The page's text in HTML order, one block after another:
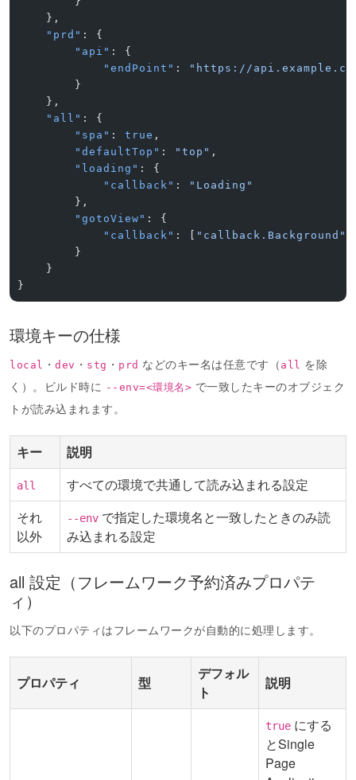
    },
    "prd"
: {
        "api"
: {
            "endPoint"
:
"https://
        }
    },
    "all"
: {
        "spa"
: true ,
        "defaultTop"
: "top" ,
        "loading"
: {
            "callback"
:
"Loading"
        },
        "gotoView"
: {
            "callback"
: [ "callback.Background"
        }
    }
}
環境キーの仕様
local ・ dev ・ stg ・ prd などのキー名は任意です（ all を除
く）。ビルド時に --env=<環境名> で一致したキーのオブジェク
トが読み込まれます。
キー 説明
all
すべての環境で共通して読み込まれる設定
それ
以外
--env で指定した環境名と一致したときのみ読
み込まれる設定
all 設定（フレームワーク予約済みプロパテ
ィ）
以下のプロパティはフレームワークが自動的に処理します。
プロパティ 型
デフォル
ト
説明
true にする
とSingle
Page